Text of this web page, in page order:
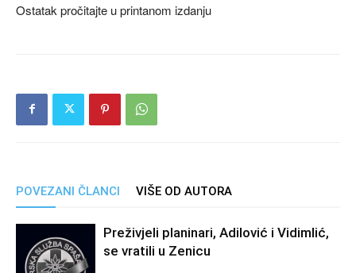
Ostatak pročitajte u printanom izdanju
POVEZANI ČLANCI VIŠE OD AUTORA
Preživjeli planinari, Adilović i Vidimlić,
se vratili u Zenicu